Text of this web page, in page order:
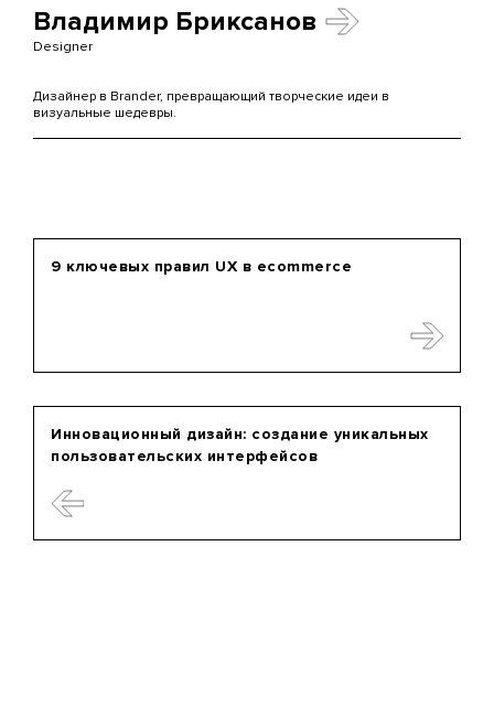
Владимир Бриксанов
Designer
Дизайнер в Brander, превращающий творческие идеи в
визуальные шедевры.
Инновационный дизайн: создание уникальных
пользовательских интерфейсов
9 ключевых правил UX в ecommerce